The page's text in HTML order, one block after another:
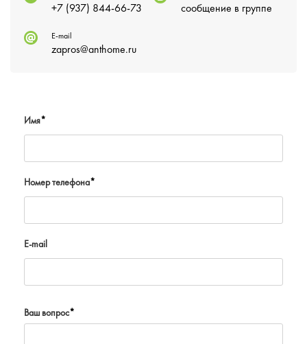
+7 (937) 844-66-73 сообщение в группе
E-mail
zapros@anthome.ru
Имя*
Номер телефона*
E-mail
Ваш вопрос*